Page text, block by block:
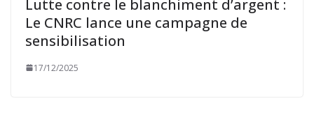
Lutte contre le blanchiment d’argent :
Le CNRC lance une campagne de
sensibilisation
17/12/2025